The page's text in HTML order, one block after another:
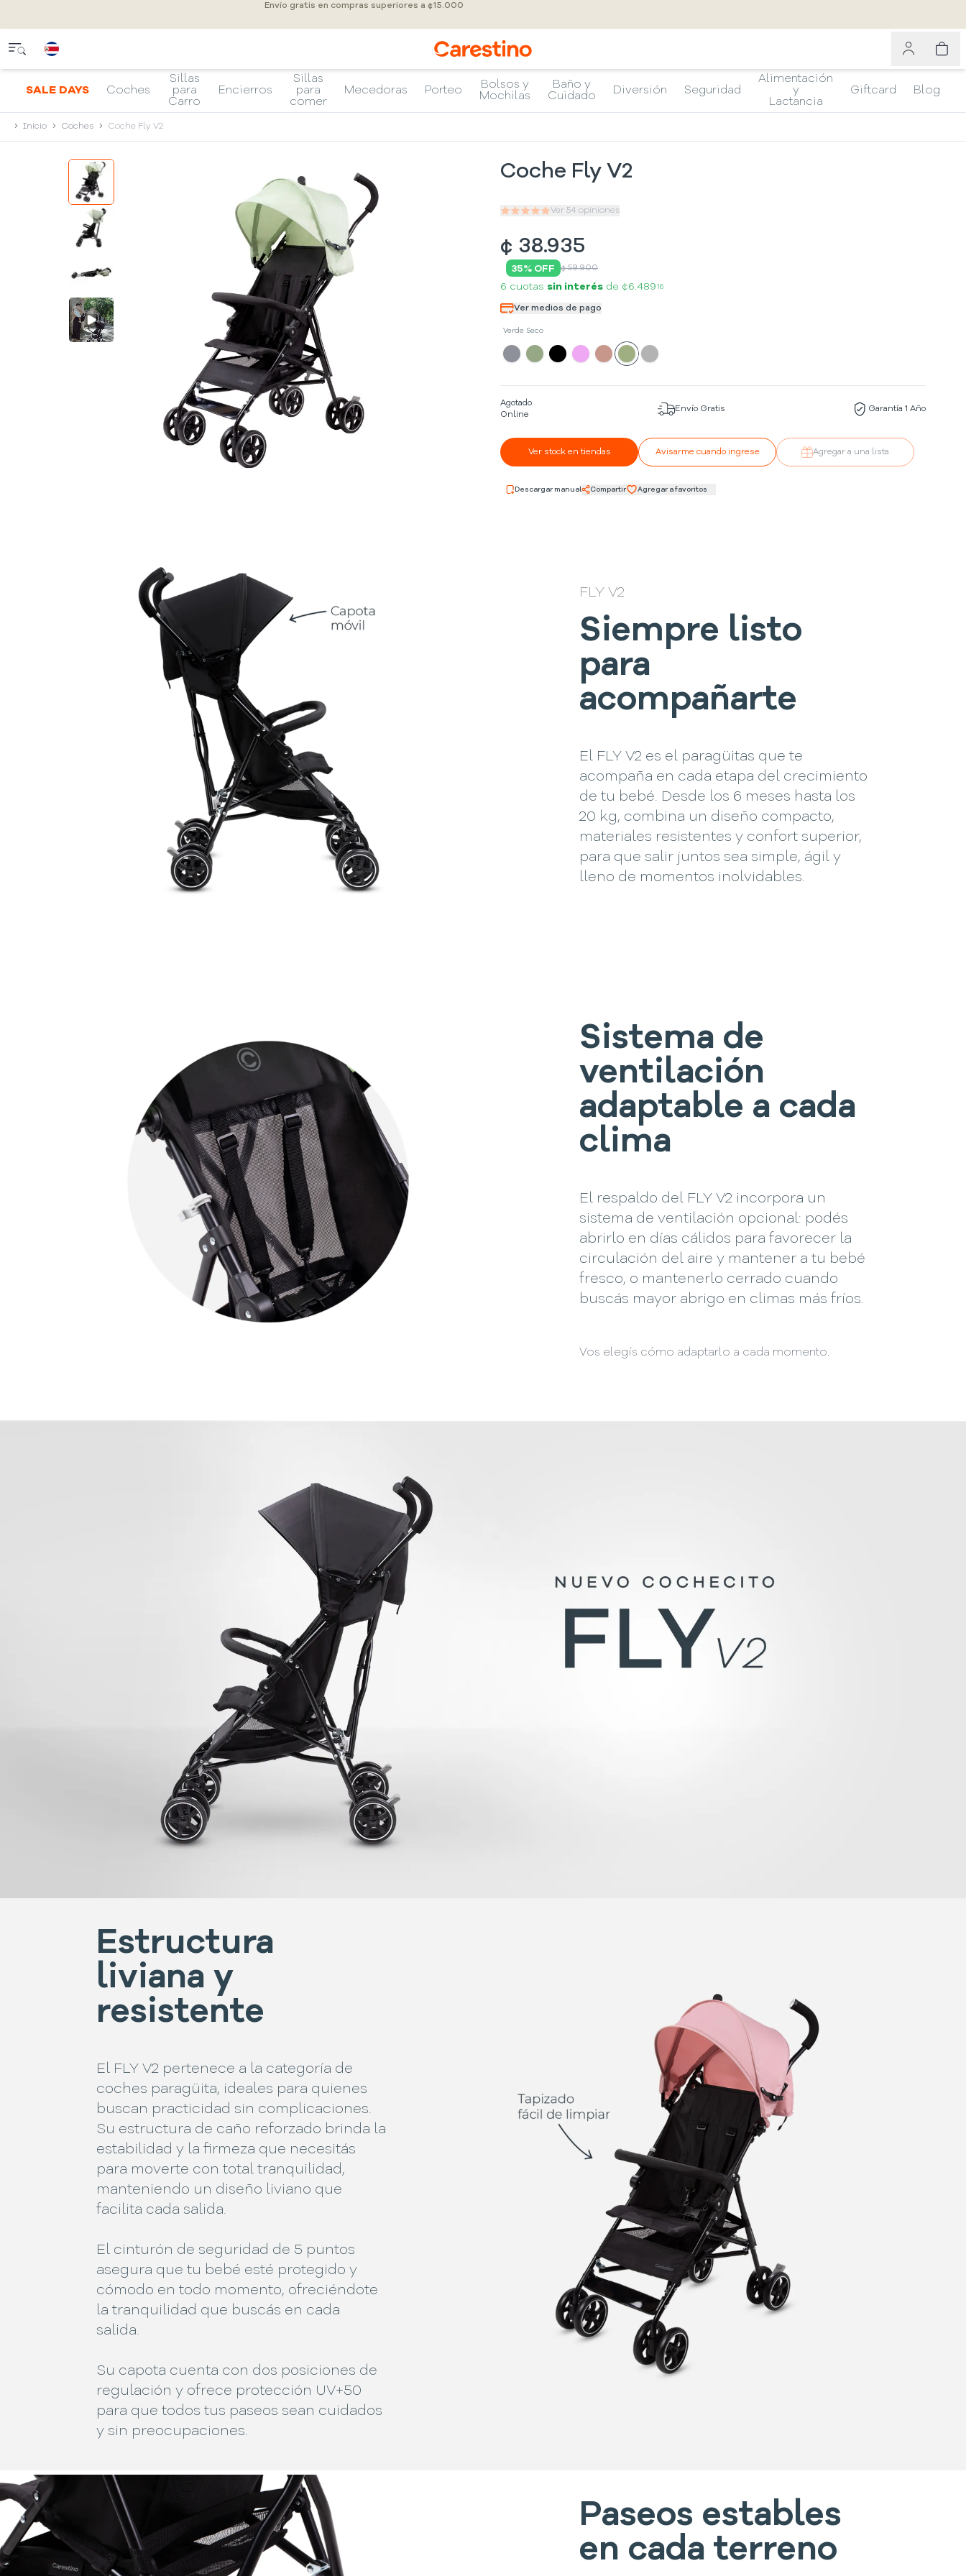
Envío gratis en compras superiores a ¢15.000
SALE DAYS Coches
Sillas
para
Carro
Encierros
Sillas
para
comer
Mecedoras Porteo
Bolsos y
Mochilas
Baño y
Cuidado
Diversión Seguridad
Alimentación
y
Lactancia
Giftcard Blog
Inicio Coches Coche Fly V2
Coche Fly V2
Ver 54 opiniones
¢ 38.935
35% OFF ¢ 59.900
6 cuotas sin interés de ¢6.489 16
Ver medios de pago
Verde Seco
Agotado
Online
Envío Gratis Garantía 1 Año
Ver stock en tiendas Avisarme cuando ingrese Agregar a una lista
Descargar manual Compartir Agregar a favoritos
FLY V2
Siempre listo
para
acompañarte
El FLY V2 es el paragüitas que te
acompaña en cada etapa del crecimiento
de tu bebé. Desde los 6 meses hasta los
20 kg, combina un diseño compacto,
materiales resistentes y confort superior,
para que salir juntos sea simple, ágil y
lleno de momentos inolvidables.
Sistema de
ventilación
adaptable a cada
clima
El respaldo del FLY V2 incorpora un
sistema de ventilación opcional: podés
abrirlo en días cálidos para favorecer la
circulación del aire y mantener a tu bebé
fresco, o mantenerlo cerrado cuando
buscás mayor abrigo en climas más fríos.
Vos elegís cómo adaptarlo a cada momento.
Estructura
liviana y
resistente
El FLY V2 pertenece a la categoría de
coches paragüita, ideales para quienes
buscan practicidad sin complicaciones.
Su estructura de caño reforzado brinda la
estabilidad y la firmeza que necesitás
para moverte con total tranquilidad,
manteniendo un diseño liviano que
facilita cada salida.
El cinturón de seguridad de 5 puntos
asegura que tu bebé esté protegido y
cómodo en todo momento, ofreciéndote
la tranquilidad que buscás en cada
salida.
Su capota cuenta con dos posiciones de
regulación y ofrece protección UV+50
para que todos tus paseos sean cuidados
y sin preocupaciones.
Paseos estables
en cada terreno